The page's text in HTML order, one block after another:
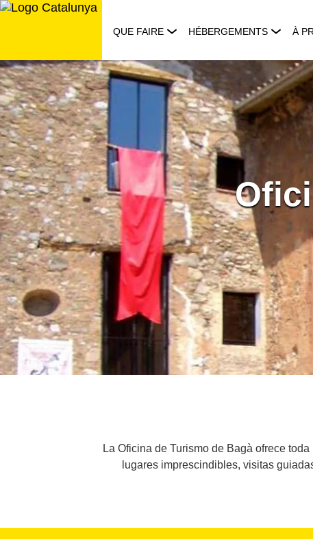
Aller
QUE FAIRE HÉBERGEMENTS À
La Oficina de Turismo de Bagà ofrece
lugares imprescindibles, visitas